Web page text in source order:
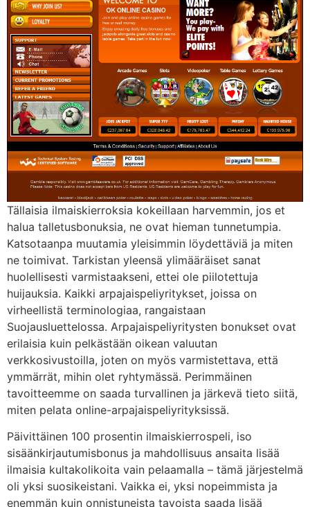
Tällaisia ​​ilmaiskierroksia kokeillaan harvemmin, jos et
halua talletusbonuksia, ne ovat hieman tunnetumpia.
Katsotaanpa muutamia yleisimmin löydettäviä ja miten
ne toimivat. Tarkistan yleensä ylimääräiset sanat
huolellisesti varmistaakseni, ettei ole piilotettuja
huijauksia. Kaikki arpajaispeliyritykset, joissa on
virheellistä terminologiaa, rangaistaan ​​
Suojausluettelossa. Arpajaispeliyritysten bonukset ovat
erilaisia ​​kuin pelkästään oikean valuutan
verkkosivustoilla, joten on myös varmistettava, että
ymmärrät, mihin olet ryhtymässä. Perimmäinen
tavoitteemme on saada turvallinen ja järkevä tieto siitä,
miten pelata online-arpajaispeliyrityksissä.
Päivittäinen 100 prosentin ilmaiskierrospeli, iso
sisäänkirjautumisbonus ja mahdollisuus ansaita lisää
ilmaisia ​​kultakolikoita vain pelaamalla – tämä järjestelmä
oli yksi suosikeistani. Vaikka ei, yksi nopeimmista ja
enemmän kuin onnistuneista tavoista saada lisää